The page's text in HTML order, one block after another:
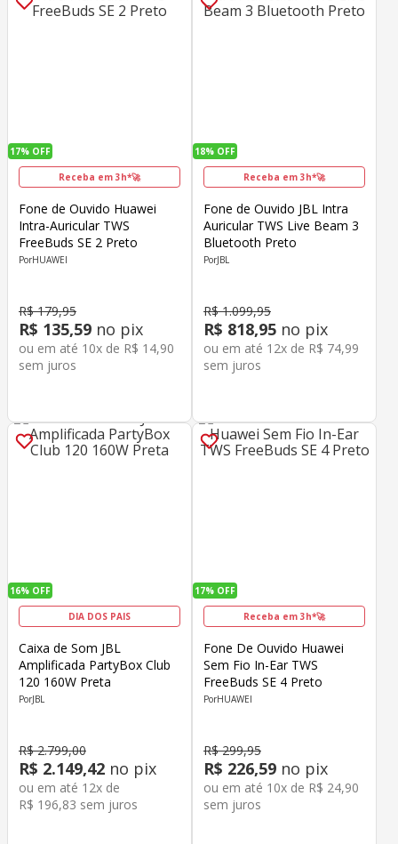
17% OFF
Receba em 3h*🚀
Fone de Ouvido Huawei
Intra-Auricular TWS
FreeBuds SE 2 Preto
HUAWEI
R$ 179,95
R$ 135,59 no pix
ou em até 10x de R$ 14,90
sem juros
18% OFF
Receba em 3h*🚀
Fone de Ouvido JBL Intra
Auricular TWS Live Beam 3
Bluetooth Preto
JBL
R$ 1.099,95
R$ 818,95 no pix
ou em até 12x de R$ 74,99
sem juros
16% OFF
DIA DOS PAIS
Caixa de Som JBL
Amplificada PartyBox Club
120 160W Preta
JBL
R$ 2.799,00
R$ 2.149,42 no pix
ou em até 12x de
R$ 196,83 sem juros
17% OFF
Receba em 3h*🚀
Fone De Ouvido Huawei
Sem Fio In-Ear TWS
FreeBuds SE 4 Preto
HUAWEI
R$ 299,95
R$ 226,59 no pix
ou em até 10x de R$ 24,90
sem juros